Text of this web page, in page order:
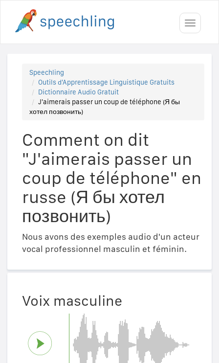
Toggle
Speechling
Outils d'Apprentissage Linguistique Gratuits
Dictionnaire Audio Gratuit
J'aimerais passer un coup de téléphone (Я бы
хотел позвонить)
Comment on dit
"J'aimerais passer un
coup de téléphone" en
russe (Я бы хотел
позвонить)
Nous avons des exemples audio d'un acteur
vocal professionnel masculin et féminin.
Voix masculine